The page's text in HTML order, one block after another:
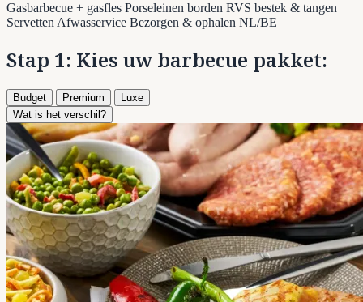
Gasbarbecue + gasfles Porseleinen borden RVS bestek & tangen
Servetten Afwasservice Bezorgen & ophalen NL/BE
Stap 1: Kies uw barbecue pakket:
Budget Premium
Luxe
Wat is het verschil?